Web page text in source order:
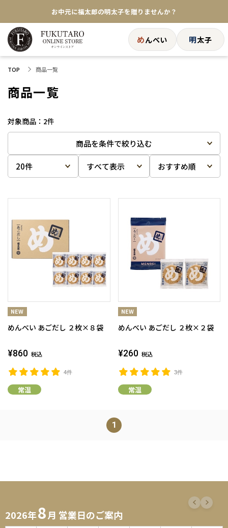
お中元に福太郎の明太子を贈りませんか？
★めんべい25周年記念商品が登場★
【色々な味を試したい方へ】ポストイン！めんべい
めんべい 明太子
TOP 商品一覧
商品一覧
商品を条件で絞り込む
2件
めんべい あごだし ２枚×８袋
4件
¥860 税込
常温
めんべい あごだし ２枚×２袋
3件
¥260 税込
常温
1
2026年8月 営業日のご案内